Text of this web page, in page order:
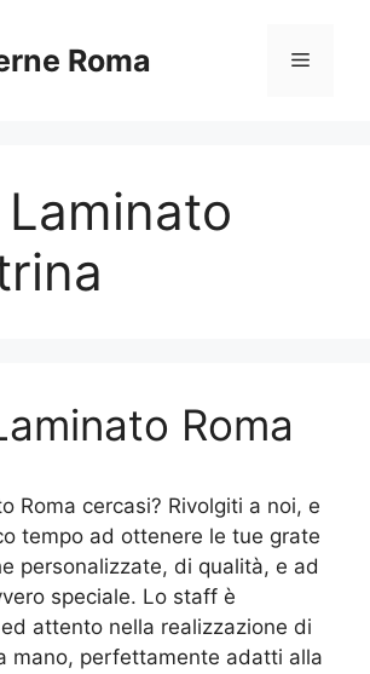
Roma Menu
Roma
Roma cercasi? Rivolgiti a noi, e
tempo ad ottenere le tue grate
personalizzate, di qualità, e ad
speciale. Lo staff è
attento nella realizzazione di
mano, perfettamente adatti alla